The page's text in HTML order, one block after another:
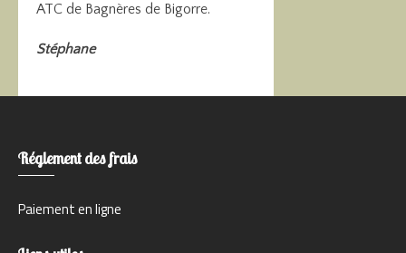
ATC de Bagnères de Bigorre.
Stéphane
Réglement des frais
Paiement en ligne